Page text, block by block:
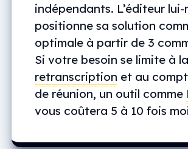
indépendants. L’éditeur lui-
positionne sa solution
optimale à partir de 3
Si votre besoin se limite à la
retranscription et au
de réunion, un outil comme
vous coûtera 5 à 10 fois